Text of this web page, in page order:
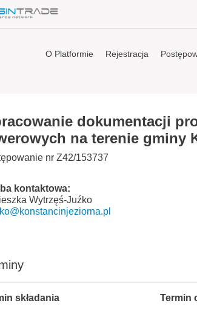
O Platformie Rejestracja
dokumentacji
na terenie gminy
nr Z42/153737
kontaktowa:
Wytrzęś-Juźko
składania
Termin